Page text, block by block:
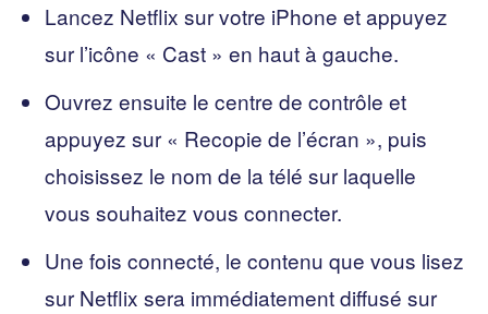
Lancez Netflix sur votre iPhone et appuyez
sur l’icône « Cast » en haut à gauche.
Ouvrez ensuite le centre de contrôle et
appuyez sur « Recopie de l’écran », puis
choisissez le nom de la télé sur laquelle
vous souhaitez vous connecter.
Une fois connecté, le contenu que vous lisez
sur Netflix sera immédiatement diffusé sur